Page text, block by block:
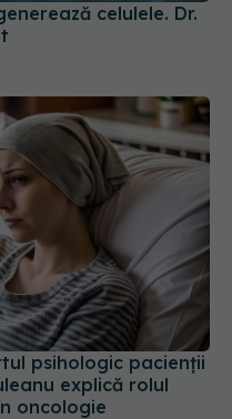
explică rolul
oncologie